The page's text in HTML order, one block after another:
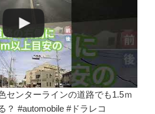
センターラインの道路でも1.5ｍ
？ #automobile #ドラレコ